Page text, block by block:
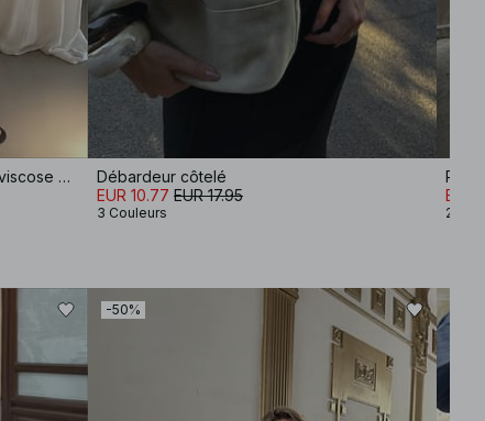
Pantalon large à taille mi-haute en viscose mélangée
Débardeur côtelé
EUR 10.77 EUR 17.95
3 Couleurs
EUR
2
-50%